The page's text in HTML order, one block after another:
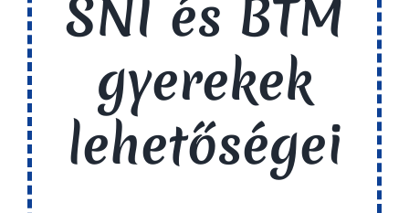
SNI és BTM
gyerekek
lehetőségei